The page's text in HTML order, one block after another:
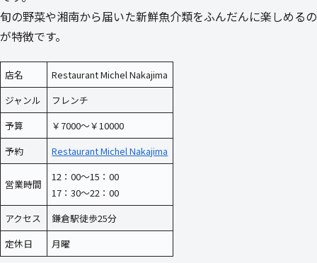
旬の野菜や湘南から届いた新鮮魚介類をふんだんに楽しめるの
が特徴です。
店名
Restaurant Michel Nakajima
ジャンル
フレンチ
予算
￥7000～￥10000
予約
Restaurant Michel Nakajima
営業時間
12：00～15：00
17：30～22：00
アクセス
鎌倉駅徒歩25分
定休日
月曜